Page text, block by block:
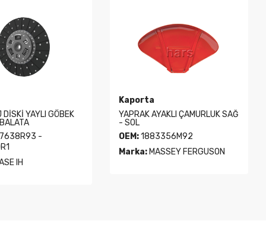
DİSKİ YAYLI GÖBEK
-
IH
Kaporta
YAPRAK AYAKLI ÇAMURLUK SAĞ
- SOL
OEM:1883356M92
Marka: MASSEY FERGUSON